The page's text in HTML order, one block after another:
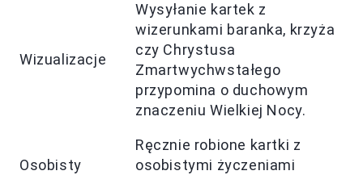
Wizualizacje
Wysyłanie kartek z
wizerunkami baranka, krzyża
czy Chrystusa
Zmartwychwstałego
przypomina o duchowym
znaczeniu Wielkiej Nocy.
Osobisty
Ręcznie robione kartki z
osobistymi życzeniami